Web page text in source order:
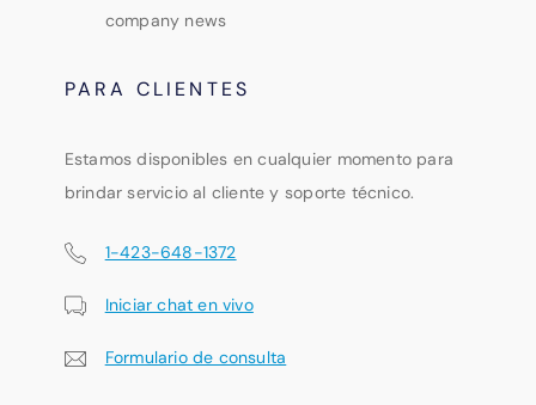
company news
PARA CLIENTES
Estamos disponibles en cualquier momento para
brindar servicio al cliente y soporte técnico.
1-423-648-1372
Iniciar chat en vivo
Formulario de consulta